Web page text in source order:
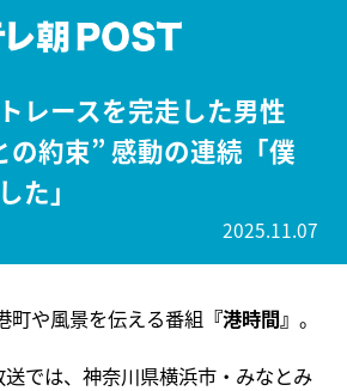
レースを完走した男性
の約束” 感動の連続「僕
た」
2025.11.07
町や風景を伝える番組 『港時間』 。
では、神奈川県横浜市・みなとみ